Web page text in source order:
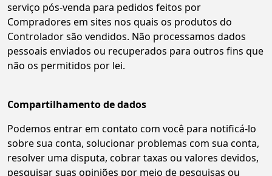
serviço pós-venda para pedidos feitos por
Compradores em sites nos quais os produtos do
Controlador são vendidos. Não processamos dados
pessoais enviados ou recuperados para outros fins que
não os permitidos por lei.
Compartilhamento de dados
Podemos entrar em contato com você para notificá-lo
sobre sua conta, solucionar problemas com sua conta,
resolver uma disputa, cobrar taxas ou valores devidos,
pesquisar suas opiniões por meio de pesquisas ou